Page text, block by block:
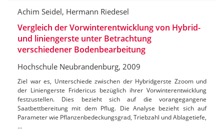
Achim Seidel, Hermann Riedesel
Vergleich der Vorwinterentwicklung von Hybrid-
und liniengerste unter Betrachtung
verschiedener Bodenbearbeitung
Hochschule Neubrandenburg, 2009
Ziel war es, Unterschiede zwischen der Hybridgerste Zzoom und
der Liniengerste Fridericus bezüglich ihrer Vorwinterentwicklung
festzustellen. Dies bezieht sich auf die vorangegangene
Saatbettbereitung mit dem Pflug. Die Analyse bezieht sich auf
Parameter wie Pflanzenbedeckungsgrad, Triebzahl und Ablagetiefe,
…